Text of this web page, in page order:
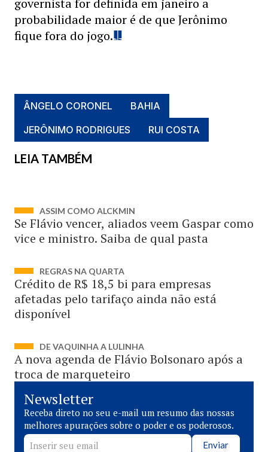
governista for definida em janeiro a
probabilidade maior é de que Jerônimo
fique fora do jogo.
ÂNGELO CORONEL
BAHIA
JERÔNIMO RODRIGUES
RUI COSTA
LEIA TAMBÉM
ASSIM COMO ALCKMIN
Se Flávio vencer, aliados veem Gaspar como
vice e ministro. Saiba de qual pasta
REGRAS NA QUARTA
Crédito de R$ 18,5 bi para empresas
afetadas pelo tarifaço ainda não está
disponível
DE VAQUINHA A LULINHA
A nova agenda de Flávio Bolsonaro após a
troca de marqueteiro
Newsletter
Receba direto no seu e-mail um resumo das nossas
melhores apurações sobre o poder e os poderosos.
Enviar